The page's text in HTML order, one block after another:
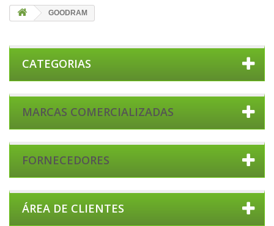
GOODRAM
CATEGORIAS
MARCAS COMERCIALIZADAS
FORNECEDORES
ÁREA DE CLIENTES